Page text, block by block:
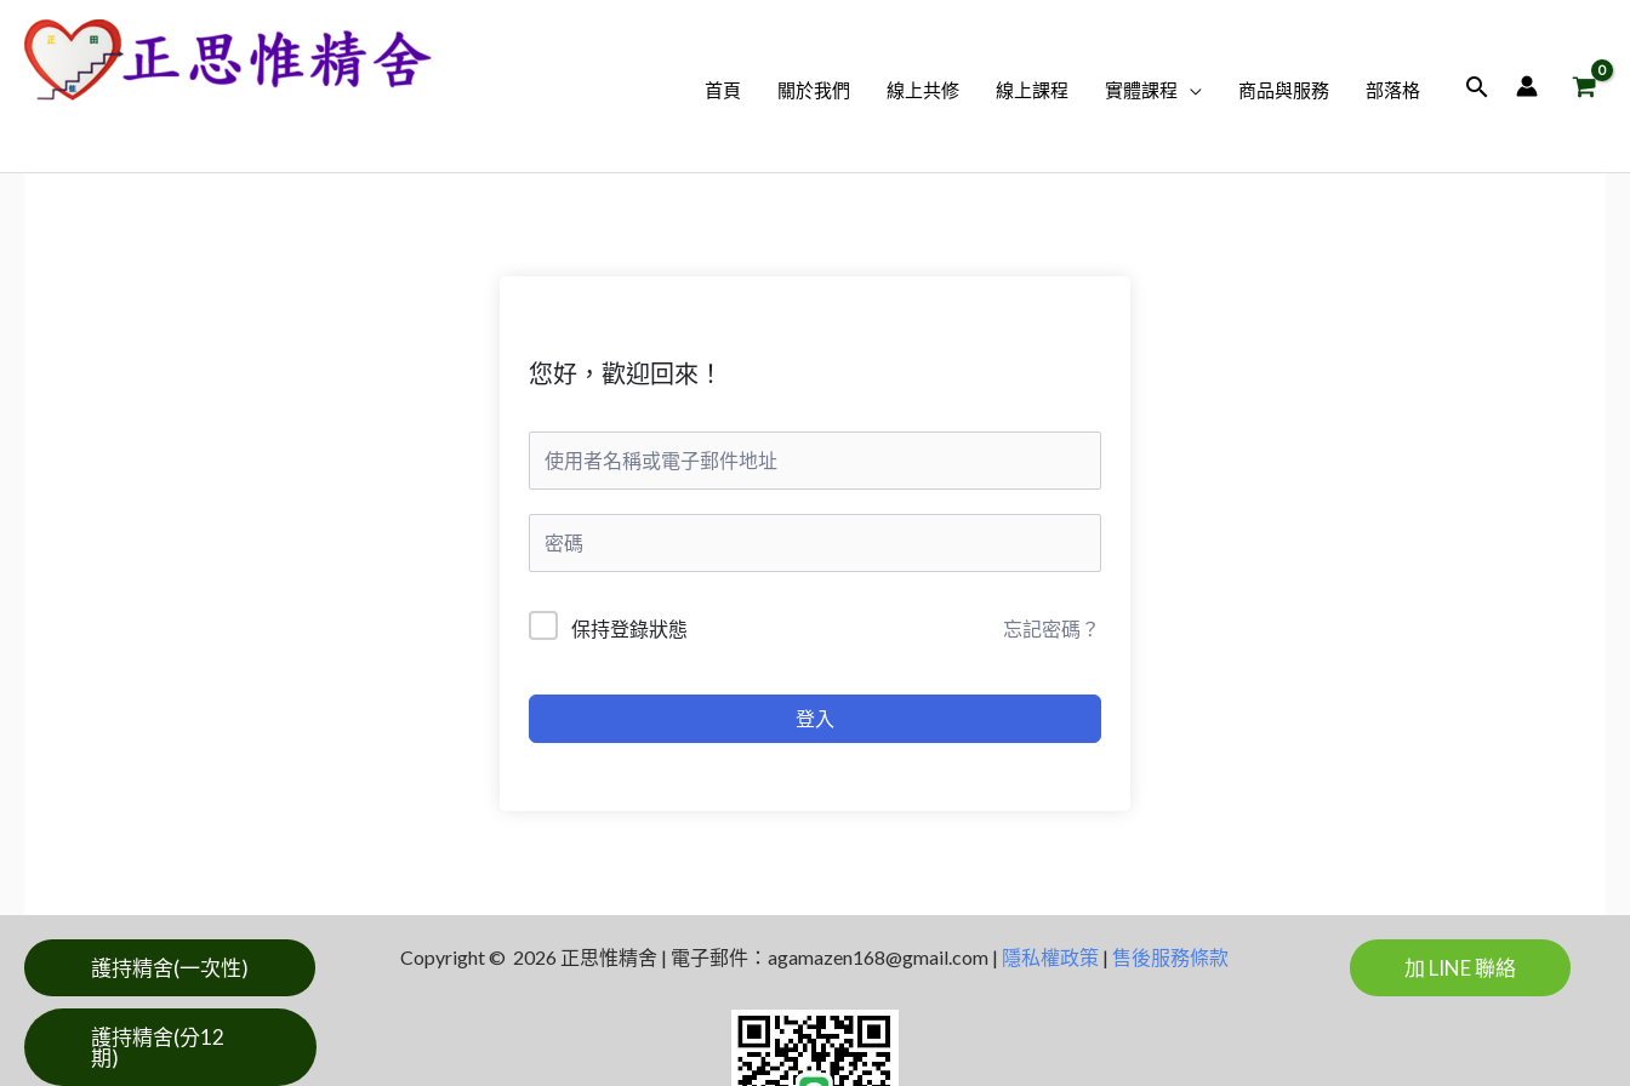
首頁 關於我們 線上共修 線上課程 實體課程 商品與服務 部落格
搜
您好，歡迎回來！
保持登錄狀態 忘記密碼？
登入
護持精舍(一次性)
護持精舍(分12
期)
Copyright © 2026 正思惟精舍 | 電子郵件：agamazen168@gmail.com | 隱私權政策 |售後服務條款 加 LINE 聯絡